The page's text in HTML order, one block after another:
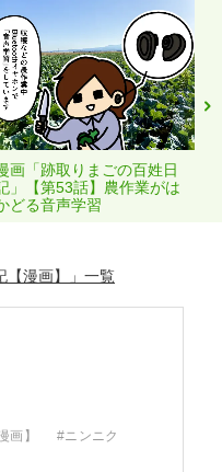
画「跡取りまごの百姓日
」【第53話】農作業がは
どる音声学習
【漫画】」
画】
#ニンニク